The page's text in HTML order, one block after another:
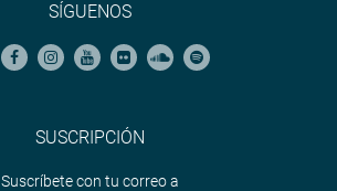
SÍGUENOS
SUSCRIPCIÓN
Suscríbete con tu correo a